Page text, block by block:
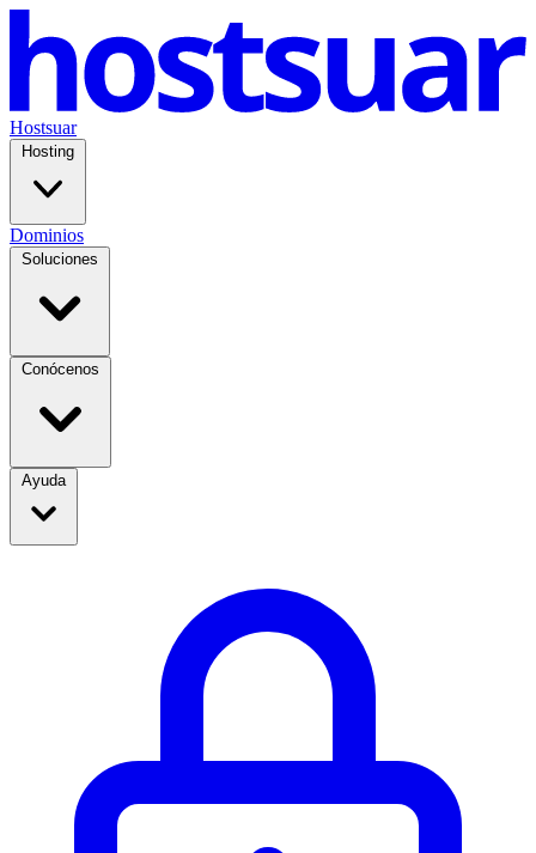
Hostsuar
Hosting
Dominios
Soluciones
Conócenos
Ayuda